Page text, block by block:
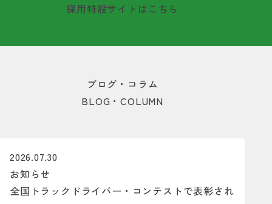
採用特設サイトはこちら
ブログ・コラム
BLOG・COLUMN
2026.07.30
お知らせ
全国トラックドライバー・コンテストで表彰され